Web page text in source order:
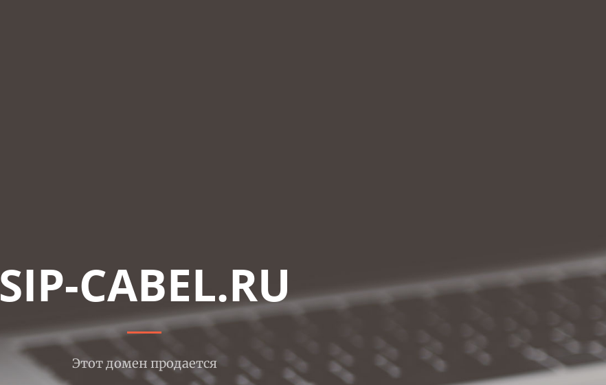
SIP-CABEL.RU
Этот домен продается